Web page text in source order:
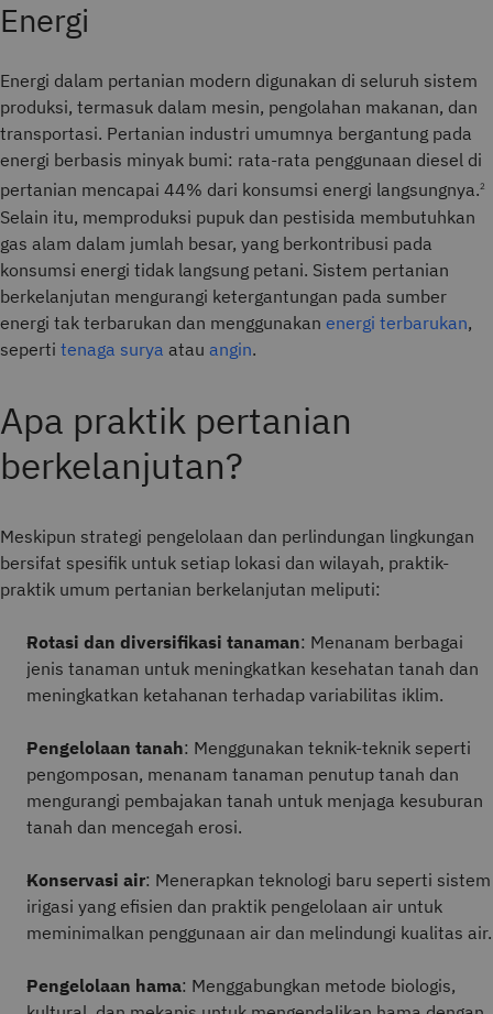
Energi
Energi dalam pertanian modern digunakan di seluruh sistem
produksi, termasuk dalam mesin, pengolahan makanan, dan
transportasi. Pertanian industri umumnya bergantung pada
energi berbasis minyak bumi: rata-rata penggunaan diesel di
pertanian mencapai 44% dari konsumsi energi langsungnya.2
Selain itu, memproduksi pupuk dan pestisida membutuhkan
gas alam dalam jumlah besar, yang berkontribusi pada
konsumsi energi tidak langsung petani. Sistem pertanian
berkelanjutan mengurangi ketergantungan pada sumber
energi tak terbarukan dan menggunakan energi terbarukan,
seperti tenaga surya atau angin.
Apa praktik pertanian
berkelanjutan?
Meskipun strategi pengelolaan dan perlindungan lingkungan
bersifat spesifik untuk setiap lokasi dan wilayah, praktik-
praktik umum pertanian berkelanjutan meliputi:
Rotasi dan diversifikasi tanaman: Menanam berbagai
jenis tanaman untuk meningkatkan kesehatan tanah dan
meningkatkan ketahanan terhadap variabilitas iklim.
Pengelolaan tanah: Menggunakan teknik-teknik seperti
pengomposan, menanam tanaman penutup tanah dan
mengurangi pembajakan tanah untuk menjaga kesuburan
tanah dan mencegah erosi.
Konservasi air: Menerapkan teknologi baru seperti sistem
irigasi yang efisien dan praktik pengelolaan air untuk
meminimalkan penggunaan air dan melindungi kualitas air.
Pengelolaan hama: Menggabungkan metode biologis,